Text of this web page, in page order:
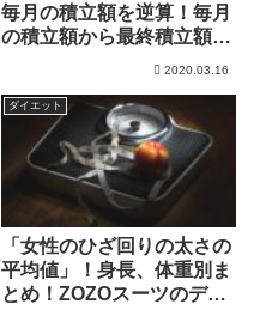
毎月の積立額を逆算！毎月
の積立額から最終積立額を
2020.03.16
ダイエット
「女性のひざ回りの太さの
平均値」！身長、体重別ま
とめ！ZOZOスーツのデー